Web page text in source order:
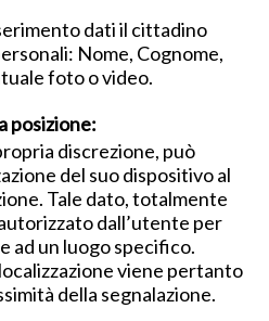
dati il cittadino
Nome, Cognome,
foto o video.
posizione:
discrezione, può
del suo dispositivo al
Tale dato, totalmente
dall’utente per
ad un luogo specifico.
viene pertanto
della segnalazione.